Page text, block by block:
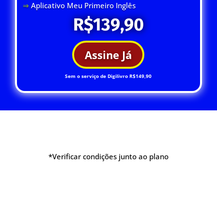
⇒Aplicativo Meu Primeiro Inglês
R$139,90
Assine Já
Sem o serviço de Digilivro R$149,90
*Verificar condições junto ao plano